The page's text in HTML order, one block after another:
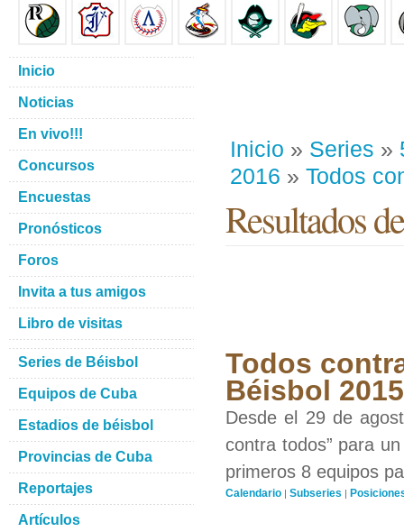
Inicio » Series »
2016 » Todos
Resultados
Todos
Béisbol
Desde el 29 de
contra todos” para
primeros 8 equipos
Calendario | Subseries |
Inicio
Noticias
En vivo!!!
Concursos
Encuestas
Pronósticos
Foros
Invita a tus amigos
Libro de visitas
Series de Béisbol
Equipos de Cuba
Estadios de béisbol
Provincias de Cuba
Reportajes
Artículos